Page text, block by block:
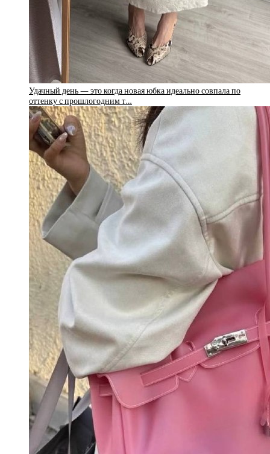
Удачный день — это когда новая юбка идеально совпала по
оттенку с прошлогодним т…